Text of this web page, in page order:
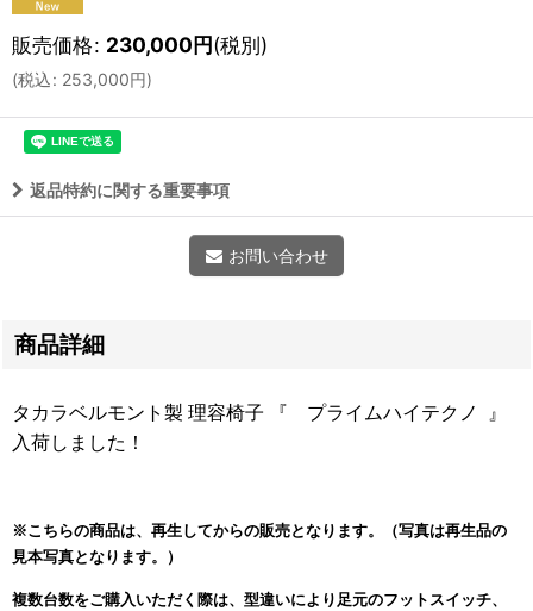
販売価格: 230,000円(税別)
(税込: 253,000円)
返品特約に関する重要事項
お問い合わせ
商品詳細
タカラベルモント製 理容椅子 『 プライムハイテクノ 』
入荷しました！
※こちらの商品は、再生してからの販売となります。（写真は再生品の
見本写真となります。）
複数台数をご購入いただく際は、型違いにより足元のフットスイッチ、